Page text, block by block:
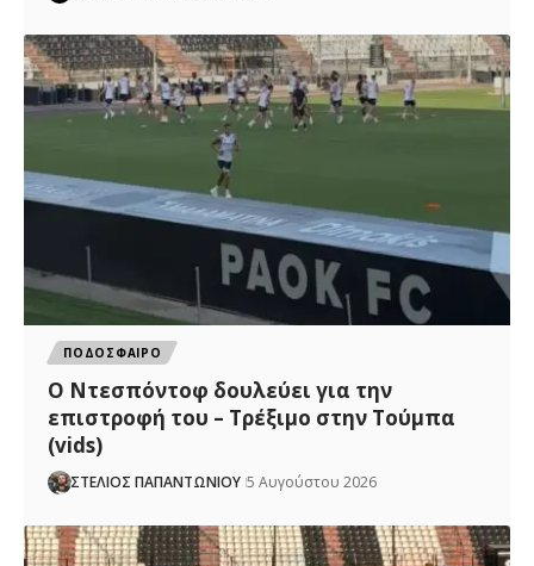
ΠΟΔΟΣΦΑΙΡΟ
Ο Ντεσπόντοφ δουλεύει για την
επιστροφή του – Τρέξιμο στην Τούμπα
(vids)
ΣΤΕΛΙΟΣ ΠΑΠΑΝΤΩΝΙΟΥ 5 Αυγούστου 2026